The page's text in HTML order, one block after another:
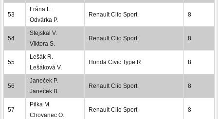
53
Frána L.
Odvárka P.
Renault Clio Sport 8
54
Stejskal V.
Viktora S.
Renault Clio Sport 8
55
Lešák R.
Lešáková V.
Honda Civic Type R 8
56
Janeček P.
Janeček B.
Renault Clio Sport 8
57
Pilka M.
Chovanec O.
Renault Clio Sport 8